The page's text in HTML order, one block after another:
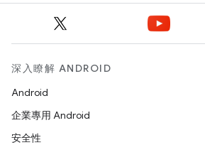
深入瞭解 ANDROID
Android
企業專用 Android
安全性